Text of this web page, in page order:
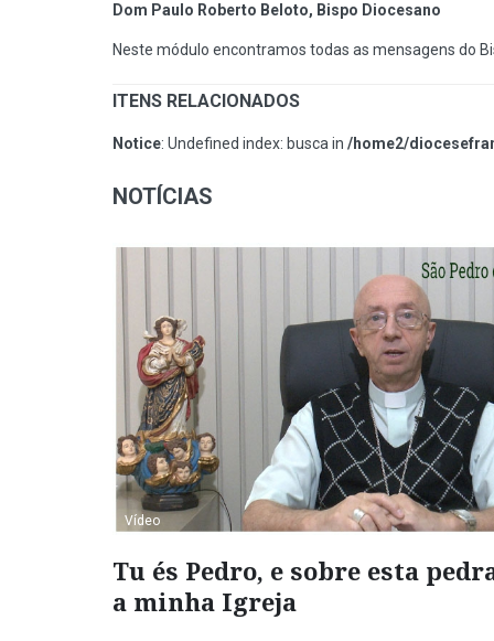
Dom Paulo Roberto Beloto, Bispo Diocesano
Neste módulo encontramos todas as mensagens do
ITENS RELACIONADOS
Notice: Undefined index: busca in /home2/
NOTÍCIAS
Vídeo
Tu és Pedro, e sobre esta
a minha Igreja